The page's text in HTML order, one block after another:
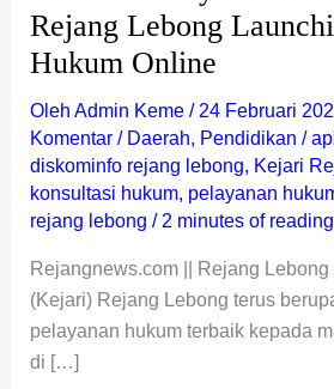
Rejang Lebong
Hukum Online
Oleh Admin Keme / 24 Februari
Komentar / Daerah, Pendidikan /
diskominfo rejang lebong, Kejari
konsultasi hukum, pelayanan
rejang lebong / 2 minutes of reading
Rejangnews.com || Rejang
(Kejari) Rejang Lebong terus
pelayanan hukum terbaik kepada
di […]